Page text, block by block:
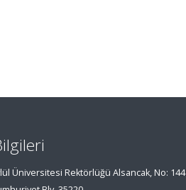
Üniversitesi Rektörlüğü Alsancak, No: 144